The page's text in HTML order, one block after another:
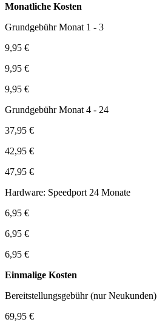
Monatliche Kosten
Grundgebühr Monat 1 - 3
9,95 €
9,95 €
9,95 €
Grundgebühr Monat 4 - 24
37,95 €
42,95 €
47,95 €
Hardware: Speedport 24 Monate
6,95 €
6,95 €
6,95 €
Einmalige Kosten
Bereitstellungsgebühr (nur Neukunden)
69,95 €